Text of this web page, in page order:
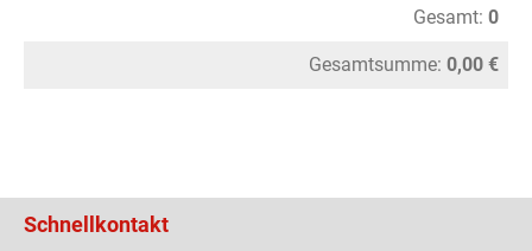
Gesamt: 0
Gesamtsumme: 0,00 €
Schnellkontakt